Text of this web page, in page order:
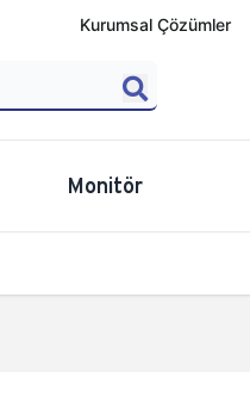
Kurumsal Çözümler
Monitör